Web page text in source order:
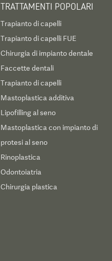
TRATTAMENTI POPOLARI
Trapianto di capelli
Trapianto di capelli FUE
Chirurgia di impianto dentale
Faccette dentali
Trapianto di capelli
Mastoplastica additiva
Lipofilling al seno
Mastoplastica con impianto di
protesi al seno
Rinoplastica
Odontoiatria
Chirurgia plastica